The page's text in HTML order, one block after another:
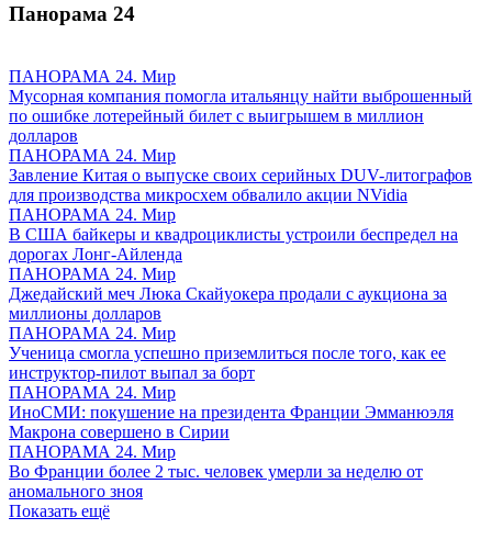
Панорама 24
ПАНОРАМА 24. Мир
Мусорная компания помогла итальянцу найти выброшенный
по ошибке лотерейный билет с выигрышем в миллион
долларов
ПАНОРАМА 24. Мир
Завление Китая о выпуске своих серийных DUV-литографов
для производства микросхем обвалило акции NVidia
ПАНОРАМА 24. Мир
В США байкеры и квадроциклисты устроили беспредел на
дорогах Лонг-Айленда
ПАНОРАМА 24. Мир
Джедайский меч Люка Скайуокера продали с аукциона за
миллионы долларов
ПАНОРАМА 24. Мир
Ученица смогла успешно приземлиться после того, как ее
инструктор-пилот выпал за борт
ПАНОРАМА 24. Мир
ИноСМИ: покушение на президента Франции Эмманюэля
Макрона совершено в Сирии
ПАНОРАМА 24. Мир
Во Франции более 2 тыс. человек умерли за неделю от
аномального зноя
Показать ещё